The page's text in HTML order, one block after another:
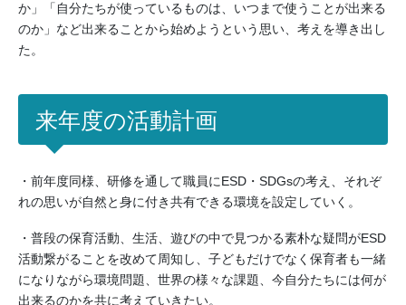
か」「自分たちが使っているものは、いつまで使うことが出来る
のか」など出来ることから始めようという思い、考えを導き出し
た。
来年度の活動計画
・前年度同様、研修を通して職員にESD・SDGsの考え、それぞ
れの思いが自然と身に付き共有できる環境を設定していく。
・普段の保育活動、生活、遊びの中で見つかる素朴な疑問がESD
活動繋がることを改めて周知し、子どもだけでなく保育者も一緒
になりながら環境問題、世界の様々な課題、今自分たちには何が
出来るのかを共に考えていきたい。